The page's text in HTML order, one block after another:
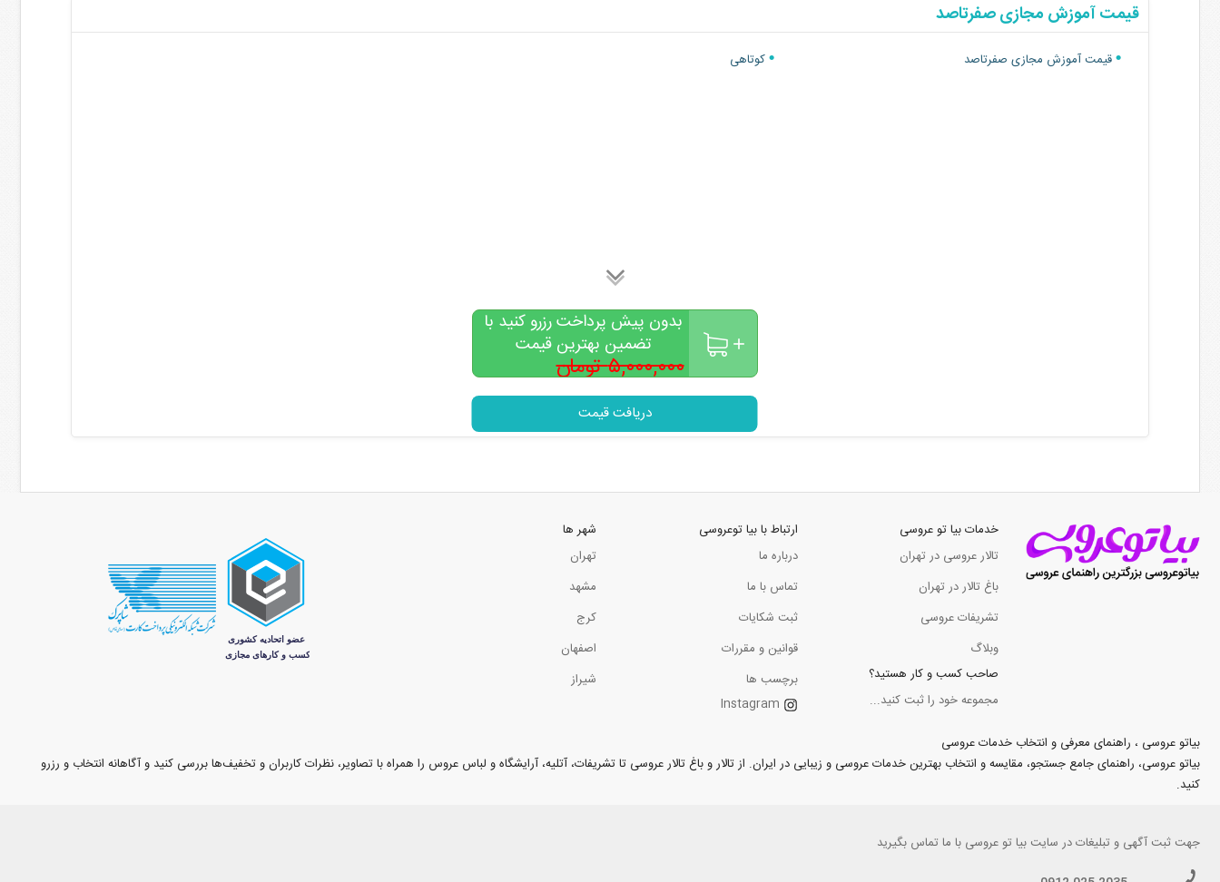
قیمت آموزش مجازی صفرتاصد
قیمت آموزش مجازی صفرتاصد کوتاهی
بدون پیش پرداخت رزرو کنید با
تضمین بهترین قیمت
۵,۰۰۰,۰۰۰ تومان
۳,۰۰۰,۰۰۰تومان
دریافت قیمت
خدمات بیا تو عروسی
تالار عروسی در تهران
باغ تالار در تهران
تشریفات عروسی
وبلاگ
صاحب کسب و کار هستید؟
مجموعه خود را ثبت کنید...
ارتباط با بیا توعروسی
درباره ما
تماس با ما
ثبت شکایات
قوانین و مقررات
برچسب ها
Instagram
شهر ها
تهران
مشهد
کرج
اصفهان
شیراز
بیاتو عروسی ، راهنمای معرفی و انتخاب خدمات عروسی
بیاتو عروسی، راهنمای جامع جستجو، مقایسه و انتخاب بهترین خدمات عروسی و زیبایی در ایران. از تالار و باغ تالار عروسی تا تشریفات، آتلیه، آرایشگاه و لباس عروس را همراه با تصاویر، نظرات کاربران و تخفیف‌ها بررسی کنید و آگاهانه انتخاب و رزرو
کنید.
جهت ثبت آگهی و تبلیغاتدر سایت بیا تو عروسی با ما تماس بگیرید